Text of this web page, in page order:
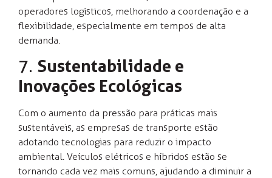
operadores logísticos, melhorando a coordenação e a
flexibilidade, especialmente em tempos de alta
demanda.
7. Sustentabilidade e
Inovações Ecológicas
Com o aumento da pressão para práticas mais
sustentáveis, as empresas de transporte estão
adotando tecnologias para reduzir o impacto
ambiental. Veículos elétricos e híbridos estão se
tornando cada vez mais comuns, ajudando a diminuir a